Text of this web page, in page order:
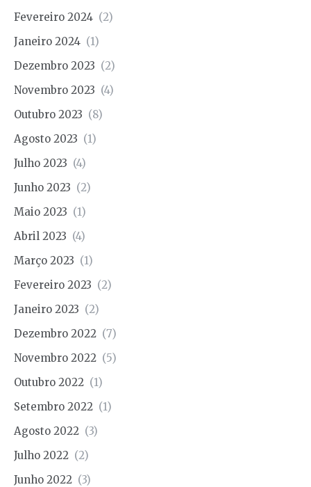
Fevereiro 2024 (2)
Janeiro 2024 (1)
Dezembro 2023 (2)
Novembro 2023 (4)
Outubro 2023 (8)
Agosto 2023 (1)
Julho 2023 (4)
Junho 2023 (2)
Maio 2023 (1)
Abril 2023 (4)
Março 2023 (1)
Fevereiro 2023 (2)
Janeiro 2023 (2)
Dezembro 2022 (7)
Novembro 2022 (5)
Outubro 2022 (1)
Setembro 2022 (1)
Agosto 2022 (3)
Julho 2022 (2)
Junho 2022 (3)